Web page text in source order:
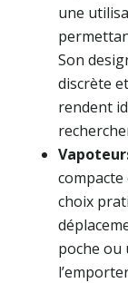
une
Son
discrète
rendent
compacte
choix
poche ou